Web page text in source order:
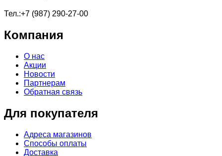
Тел.:+7 (987) 290-27-00
Компания
О нас
Акции
Новости
Партнерам
Обратная связь
Для покупателя
Адреса магазинов
Способы оплаты
Доставка